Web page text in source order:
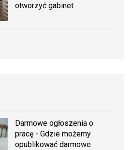
otworzyć gabinet
Darmowe ogłoszenia o
pracę - Gdzie możemy
opublikować darmowe